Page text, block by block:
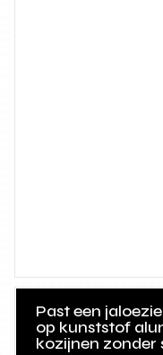
Past een
op kunststof
kozijnen zonder